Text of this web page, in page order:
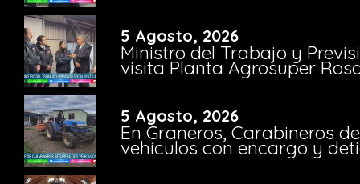
5 Agosto, 2026
Ministro del Trabajo y
visita Planta Agrosuper
5 Agosto, 2026
En Graneros, Carabineros
vehículos con encargo y